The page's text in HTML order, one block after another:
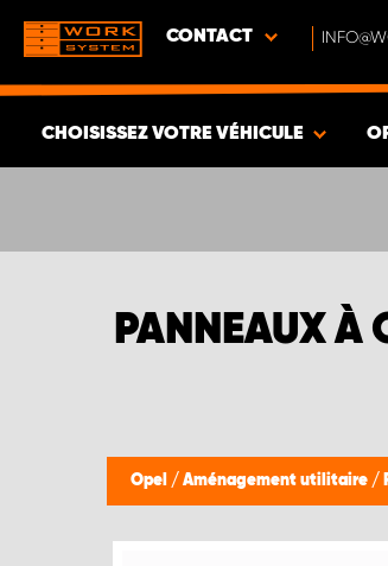
CONTACT
CHOISISSEZ VOTRE VÉHICULE
PANNEAUX À
Opel / Aménagement utilitaire /